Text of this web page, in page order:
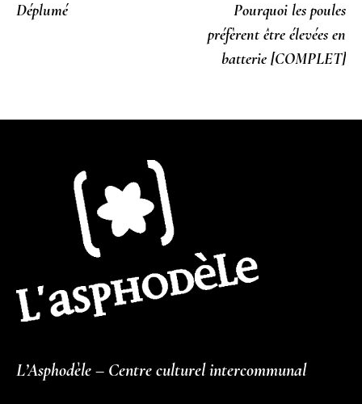
Déplumé
Pourquoi les poules
préfèrent être élevées en
batterie [COMPLET]
L’Asphodèle – Centre culturel intercommunal